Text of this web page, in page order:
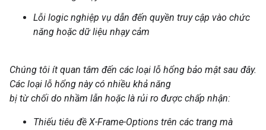
Lỗi logic nghiệp vụ dẫn đến quyền truy cập vào chức
năng hoặc dữ liệu nhạy cảm
Chúng tôi ít quan tâm đến các loại lỗ hổng bảo mật sau đây.
Các loại lỗ hổng này có nhiều khả năng
bị từ chối do nhầm lẫn hoặc là rủi ro được chấp nhận:
Thiếu tiêu đề X-Frame-Options trên các trang mà